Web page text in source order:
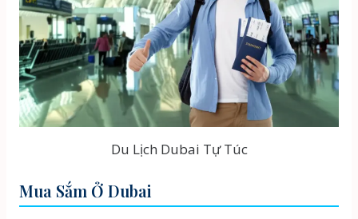
Du Lịch Dubai Tự Túc
Mua Sắm Ở Dubai